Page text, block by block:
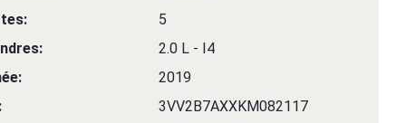
5
2.0 L - I4
2019
3VV2B7AXXKM082117